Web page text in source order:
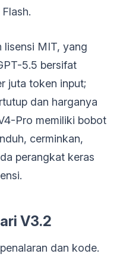
lisensi MIT, yang
5.5 bersifat
juta token input;
dan harganya
Pro memiliki bobot
cerminkan,
perangkat keras
V3.2
dan kode.